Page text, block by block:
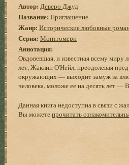
Автор: Деверо Джуд
Название: Приглашение
Жанр: Исторические любовные
Серия: Монтгомери
Аннотация:
Овдовевшая, и известная всему миру
лет, Жаклин О'Нейл, преодолевая
окружающих — выходит замуж за
человека, моложе ее на десять лет
Данная книга недоступна в связи с
Вы можетепрочитать